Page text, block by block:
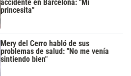
accidente en Barcelona: "Mi
princesita"
Mery del Cerro habló de sus
problemas de salud: "No me venía
sintiendo bien"